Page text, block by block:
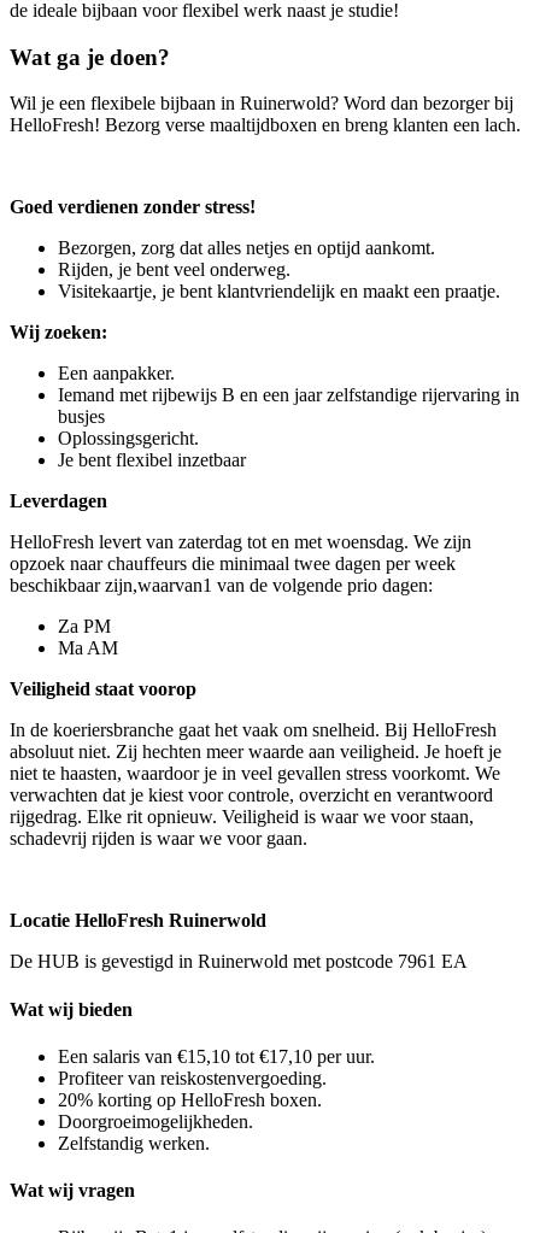
de ideale bijbaan voor flexibel werk naast je studie!
Wat ga je doen?
Wil je een flexibele bijbaan in Ruinerwold? Word dan bezorger bij
HelloFresh! Bezorg verse maaltijdboxen en breng klanten een lach.
Goed verdienen zonder stress!
Bezorgen, zorg dat alles netjes en optijd aankomt.
Rijden, je bent veel onderweg.
Visitekaartje, je bent klantvriendelijk en maakt een praatje.
Wij zoeken:
Een aanpakker.
Iemand met rijbewijs B en een jaar zelfstandige rijervaring in
busjes
Oplossingsgericht.
Je bent flexibel inzetbaar
Leverdagen
HelloFresh levert van zaterdag tot en met woensdag. We zijn
opzoek naar chauffeurs die minimaal twee dagen per week
beschikbaar zijn,waarvan1 van de volgende prio dagen:
Za PM
Ma AM
Veiligheid staat voorop
In de koeriersbranche gaat het vaak om snelheid. Bij HelloFresh
absoluut niet. Zij hechten meer waarde aan veiligheid. Je hoeft je
niet te haasten, waardoor je in veel gevallen stress voorkomt. We
verwachten dat je kiest voor controle, overzicht en verantwoord
rijgedrag. Elke rit opnieuw. Veiligheid is waar we voor staan,
schadevrij rijden is waar we voor gaan.
Locatie HelloFresh Ruinerwold
De HUB is gevestigd in Ruinerwold met postcode 7961 EA
Wat wij bieden
Een salaris van €15,10 tot €17,10 per uur.
Profiteer van reiskostenvergoeding.
20% korting op HelloFresh boxen.
Doorgroeimogelijkheden.
Zelfstandig werken.
Wat wij vragen